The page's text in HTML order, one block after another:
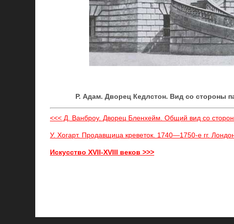
Р. Адам. Дворец Кедлстон. Вид со стороны
<<< Д. Ванброу. Дворец Бленхейм. Общий вид со
У. Xогарт. Продавщица креветок. 1740—1750-е гг.
Искусство XVII-XVIII веков >>>